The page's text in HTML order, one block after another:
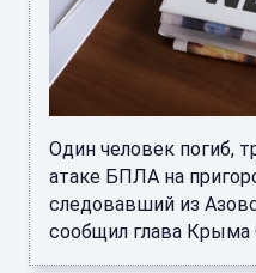
Один человек погиб,
атаке БПЛА на
следовавший из
сообщил глава Крыма